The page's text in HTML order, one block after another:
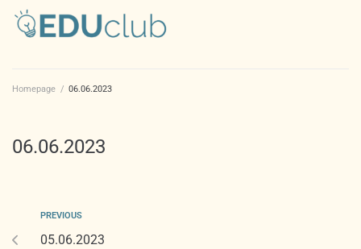
Homepage / 06.06.2023
06.06.2023
PREVIOUS
05.06.2023